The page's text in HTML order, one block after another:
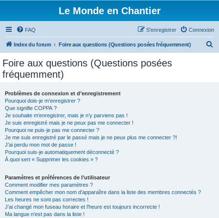
Le Monde en Chantier
FAQ Connexion
S’enregistrer
Index du forum Foire aux questions (Questions posées fréquemment)
Foire aux questions (Questions posées
fréquemment)
Problèmes de connexion et d’enregistrement
Pourquoi dois-je m’enregistrer ?
Que signifie COPPA ?
Je souhaite m’enregistrer, mais je n’y parviens pas !
Je suis enregistré mais je ne peux pas me connecter !
Pourquoi ne puis-je pas me connecter ?
Je me suis enregistré par le passé mais je ne peux plus me connecter ?!
J’ai perdu mon mot de passe !
Pourquoi suis-je automatiquement déconnecté ?
À quoi sert « Supprimer les cookies » ?
Paramètres et préférences de l’utilisateur
Comment modifier mes paramètres ?
Comment empêcher mon nom d’apparaître dans la liste des membres connectés ?
Les heures ne sont pas correctes !
J’ai changé mon fuseau horaire et l’heure est toujours incorrecte !
Ma langue n’est pas dans la liste !